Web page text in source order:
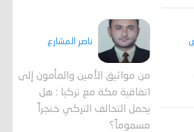
ناصر المشارع
من مواثيق الأمين والمأمون إلى
اتفاقية مكة مع تركيا : هل
يحمل التحالف التركي خنجراً
مسموماً؟